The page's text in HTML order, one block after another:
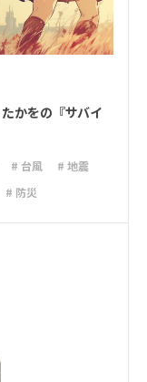
かをの『サバイ
# 台風
# 地震
# 防災